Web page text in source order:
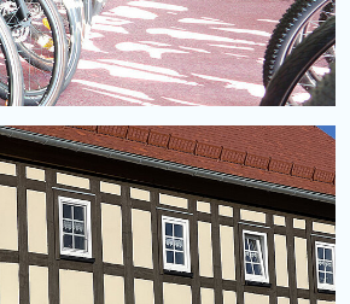
kaufen in Eibau